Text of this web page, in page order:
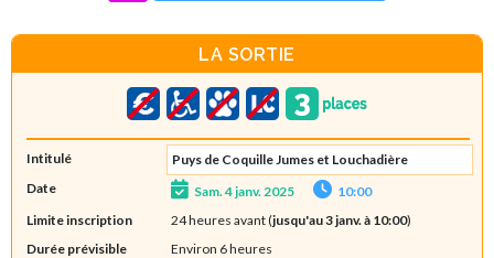
LA SORTIE
Intitulé
Puys de Coquille Jumes et Louchadière
Date
Sam. 4 janv. 2025
10:00
Limite inscription
24 heures avant (jusqu'au 3 janv. à 10:00)
Durée prévisible
Environ 6 heures